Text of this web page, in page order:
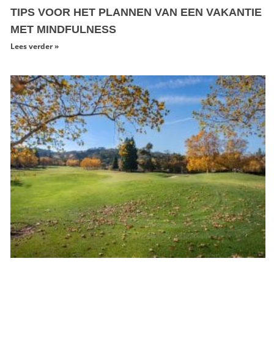
TIPS VOOR HET PLANNEN VAN EEN VAKANTIE
MET MINDFULNESS
Lees verder »